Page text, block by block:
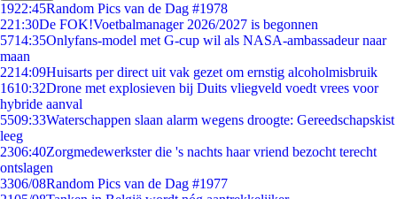
1922:45Random Pics van de Dag #1978
221:30De FOK!Voetbalmanager 2026/2027 is begonnen
5714:35Onlyfans-model met G-cup wil als NASA-ambassadeur naar
maan
2214:09Huisarts per direct uit vak gezet om ernstig alcoholmisbruik
1610:32Drone met explosieven bij Duits vliegveld voedt vrees voor
hybride aanval
5509:33Waterschappen slaan alarm wegens droogte: Gereedschapskist
leeg
2306:40Zorgmedewerkster die 's nachts haar vriend bezocht terecht
ontslagen
3306/08Random Pics van de Dag #1977